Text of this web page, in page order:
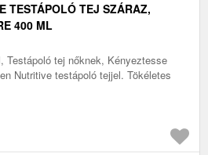
TESTÁPOLÓ TEJ SZÁRAZ,
400 ML
Testápoló tej nőknek, Kényeztesse
Nutritive testápoló tejjel. Tökéletes